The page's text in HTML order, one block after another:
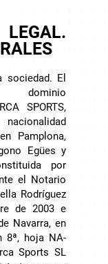
El
SPORTS,
Pamplona,
Egües y
por
el Notario
Rodríguez
de 2003 e
Navarra, en
8ª, hoja NA-
Sports SL